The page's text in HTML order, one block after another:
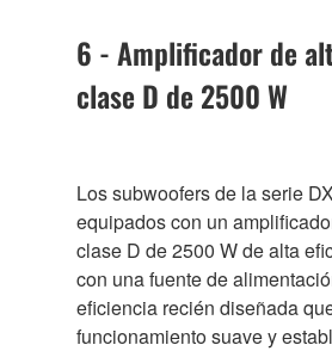
6 - Amplificador de
clase D de 2500 W
Los subwoofers de la serie
equipados con un
clase D de 2500 W de alta
con una fuente de
eficiencia recién diseñada
funcionamiento suave y